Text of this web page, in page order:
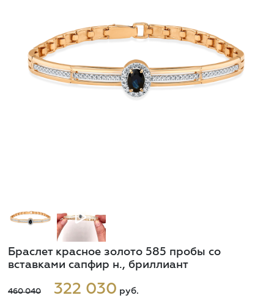
Браслет красное золото 585 пробы со
вставками сапфир н., бриллиант
460 040 322 030 руб.